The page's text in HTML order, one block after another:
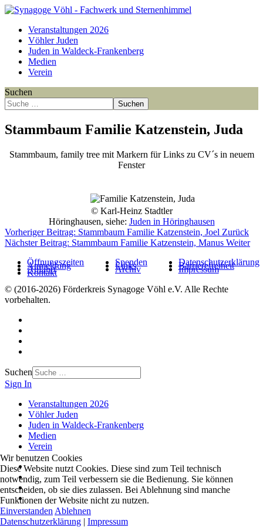
Veranstaltungen 2026
Vöhler Juden
Juden in Waldeck-Frankenberg
Medien
Verein
Suchen
Suchen
Stammbaum Familie Katzenstein, Juda
Stammbaum, family tree mit Markern für Links zu CV´s in neuem
Fenster
© Karl-Heinz Stadtler
Höringhausen, siehe: Juden in Höringhausen
Vorheriger Beitrag: Stammbaum Familie Katzenstein, Joel Zurück
Nächster Beitrag: Stammbaum Familie Katzenstein, Manus Weiter
Öffnungszeiten
Anmeldung
Anfahrt
Kontakt
Spenden
Links
Archiv
Datenschutzerklärung
Barrierefreiheit
Impressum
© (2016-2026) Förderkreis Synagoge Vöhl e.V. Alle Rechte
vorbehalten.
Suchen
Sign In
Veranstaltungen 2026
Vöhler Juden
Juden in Waldeck-Frankenberg
Medien
Verein
Wir benutzen Cookies
Diese Website nutzt Cookies. Diese sind zum Teil technisch
notwendig, zum Teil verbessern sie die Bedienung. Sie können
entscheiden, ob sie dies zulassen. Bei Ablehnung sind manche
Funktionen der Website nicht zu nutzen.
Einverstanden Ablehnen
Datenschutzerklärung | Impressum